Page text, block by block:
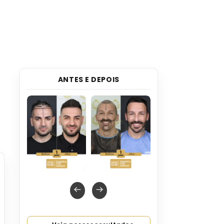
ANTES E DEPOIS